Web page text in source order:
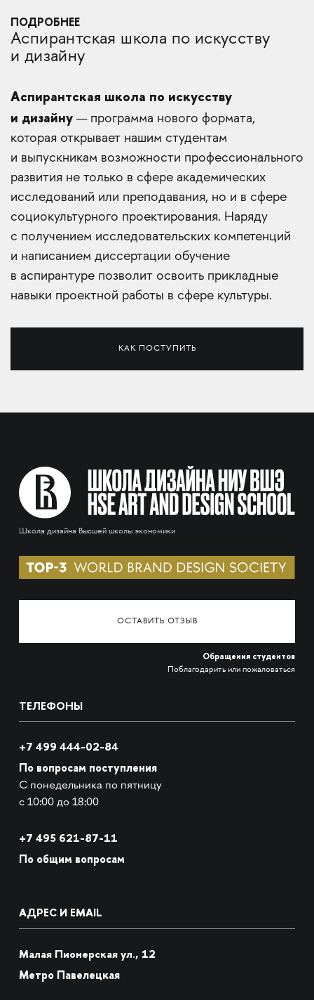
ПОДРОБНЕЕ
Аспирантская школа по искусству
и дизайну
Аспирантская школа по искусству
и дизайну — программа нового формата,
которая открывает нашим студентам
и выпускникам возможности профессионального
развития не только в сфере академических
исследований или преподавания, но и в сфере
социокультурного проектирования. Наряду
с получением исследовательских компетенций
и написанием диссертации обучение
в аспирантуре позволит освоить прикладные
навыки проектной работы в сфере культуры.
КАК ПОСТУПИТЬ
Школа дизайна Высшей школы экономики
ОСТАВИТЬ ОТЗЫВ
Обращения студентов
Поблагодарить или пожаловаться
ТЕЛЕФОНЫ
+7 499 444-02-84
По вопросам поступления
С понедельника по пятницу
с 10:00 до 18:00
+7 495 621-87-11
По общим вопросам
АДРЕС И EMAIL
Малая Пионерская ул., 12
Метро Павелецкая